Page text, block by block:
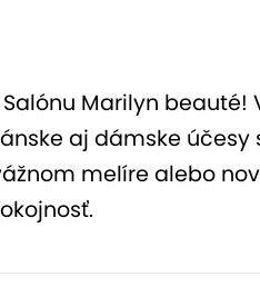
Marilyn
aj dámske
melíre alebo